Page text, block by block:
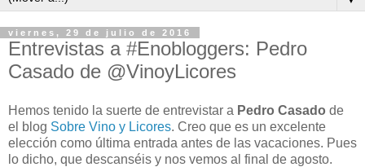
viernes, 29 de julio de 2016
Entrevistas a #Enobloggers: Pedro
Casado de @VinoyLicores
Hemos tenido la suerte de entrevistar a Pedro Casado de
el blog Sobre Vino y Licores. Creo que es un excelente
elección como última entrada antes de las vacaciones. Pues
lo dicho, que descanséis y nos vemos al final de agosto.